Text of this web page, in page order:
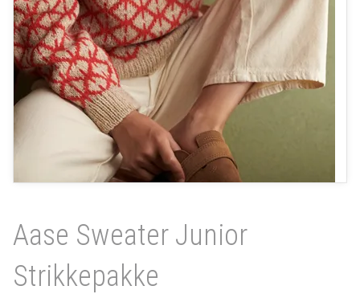
Aase Sweater Junior
Strikkepakke